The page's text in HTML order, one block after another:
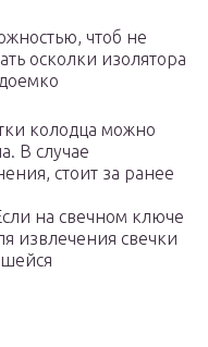
чтоб не
осколки изолятора
колодца можно
В случае
стоит за ранее
на свечном ключе
извлечения свечки